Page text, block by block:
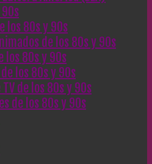
los 80s y 90s
de los 80s y 90s
los 80s y 90s
los 80s y 90s
de los 80s y 90s
de los 80s y 90s